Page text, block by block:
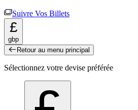
Suivre Vos Billets
£
gbp
Retour au menu principal
Sélectionnez votre devise préférée